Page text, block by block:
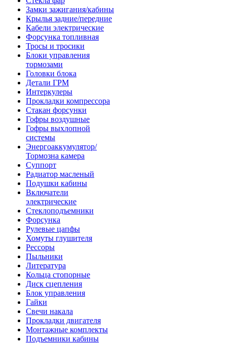
Замки зажигания/кабины
Крылья задние/передние
Кабели электрические
Форсунка топливная
Тросы и тросики
Блоки управления
тормозами
Головки блока
Детали ГРМ
Интеркулеры
Прокладки компрессора
Стакан форсунки
Гофры воздушные
Гофры выхлопной
системы
Энергоаккумулятор/
Тормозна камера
Суппорт
Радиатор масленый
Подушки кабины
Включатели
электрические
Стеклоподъемники
Форсунка
Рулевые цапфы
Хомуты глушителя
Рессоры
Пыльники
Литература
Кольца стопорные
Диск сцепления
Блок управления
Гайки
Свечи накала
Прокладки двигателя
Монтажные комплекты
Подъемники кабины